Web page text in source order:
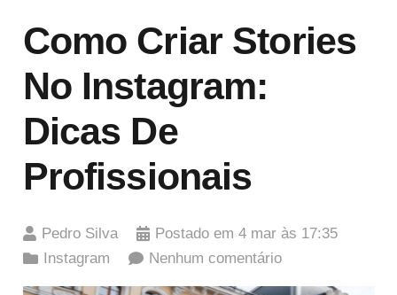
Como Criar Stories
No Instagram:
Dicas De
Profissionais
Pedro Silva Postado em4 mar às 17:35
Instagram
Nenhum comentário